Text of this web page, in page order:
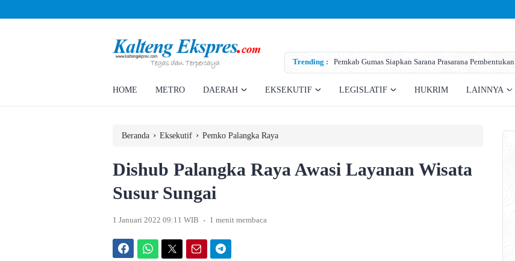
Trending :
Ahmad Rizky Minta Perusahaan Penuhi Hak Ratusan Eks Pekerja Pemkab Gumas Siapkan Sarana Prasarana
HOME METRO DAERAH EKSEKUTIF LEGISLATIF HUKRIM LAINNYA
Beranda › Eksekutif › Pemko Palangka Raya
Dishub Palangka Raya Awasi Layanan Wisata
Susur Sungai
1 Januari 2022 09:11 WIB . 1 menit membaca